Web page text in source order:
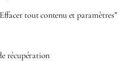
tout contenu et paramètres”
récupération